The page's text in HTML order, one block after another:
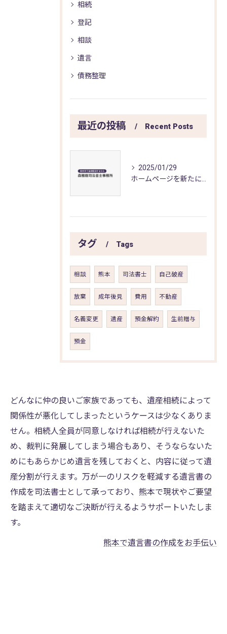
相続
登記
相談
遺言
債務整理
最近の投稿 Recent Posts
2025/01/29
タグ Tags
相談 熊本 司法書士 自己破産
放棄 成年後見 費用 不動産
名義変更 遺産 預金解約 生前贈与
預金
どんなに仲の良いご家族であっても、遺産相続によって
関係性が悪化してしまったというケースは少なくありま
せん。相続人全員が同意しなければ相続が行えないた
め、裁判に発展してしまう場合もあり、そうならないた
めにもあらかじめ遺言を残しておくと、内容に従って遺
産分割が行えます。万が一のリスクを軽減する遺言書の
作成を司法書士として承っており、熊本で現状やご要望
を踏まえて適切なご決断が行えるようサポートいたしま
す。
熊本で遺言書の作成をお手伝い